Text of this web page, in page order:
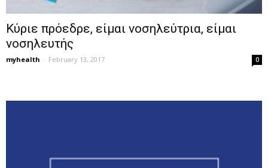
Κύριε πρόεδρε, είμαι νοσηλεύτρια, είμαι
νοσηλευτής
myhealth - February 13, 2017 0